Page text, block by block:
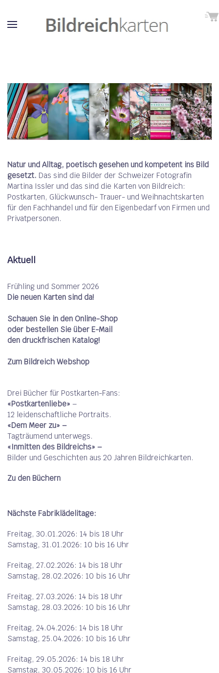
Natur und Alltag, poetisch gesehen und kompetent ins Bild
gesetzt. Das sind die Bilder der Schweizer Fotografin
Martina Issler und das sind die Karten von Bildreich:
Postkarten, Glückwunsch- Trauer- und Weihnachtskarten
für den Fachhandel und für den Eigenbedarf von Firmen und
Privatpersonen.
Aktuell
Frühling und Sommer 2026
Die neuen Karten sind da!
Schauen Sie in den Online-Shop
oder bestellen Sie über E-Mail
den druckfrischen Katalog!
Zum Bildreich Webshop
Drei Bücher für Postkarten-Fans:
«Postkartenliebe» –
12 leidenschaftliche Portraits.
«Dem Meer zu» –
Tagträumend unterwegs.
«Inmitten des Bildreichs» –
Bilder und Geschichten aus 20 Jahren Bildreichkarten.
Zu den Büchern
Nächste Fabriklädelitage:
Freitag, 30.01.2026: 14 bis 18 Uhr
Samstag, 31.01.2026: 10 bis 16 Uhr
Freitag, 27.02.2026: 14 bis 18 Uhr
Samstag, 28.02.2026: 10 bis 16 Uhr
Freitag, 27.03.2026: 14 bis 18 Uhr
Samstag, 28.03.2026: 10 bis 16 Uhr
Freitag, 24.04.2026: 14 bis 18 Uhr
Samstag, 25.04.2026: 10 bis 16 Uhr
Freitag, 29.05.2026: 14 bis 18 Uhr
Samstag, 30.05.2026: 10 bis 16 Uhr